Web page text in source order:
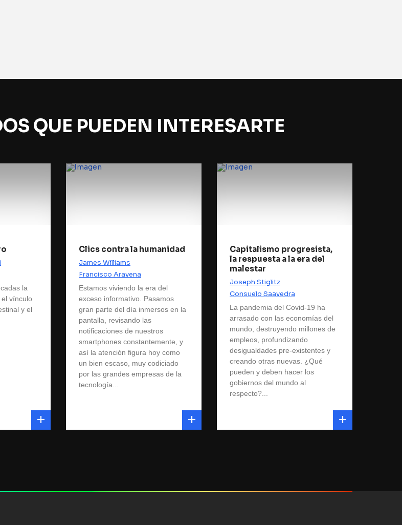
QUE PUEDEN INTERESARTE
la
vínculo
y el
Clics contra la humanidad
James Williams
Francisco Aravena
Estamos viviendo la era del
exceso informativo. Pasamos
gran parte del día inmersos en la
pantalla, revisando las
notificaciones de nuestros
smartphones constantemente, y
así la atención figura hoy como
un bien escaso, muy codiciado
por las grandes empresas de la
tecnología...
Capitalismo progresista,
la respuesta a la era del
malestar
Joseph Stiglitz
Consuelo Saavedra
La pandemia del Covid-19 ha
arrasado con las economías del
mundo, destruyendo millones de
empleos, profundizando
desigualdades pre-existentes y
creando otras nuevas. ¿Qué
pueden y deben hacer los
gobiernos del mundo al
respecto?...